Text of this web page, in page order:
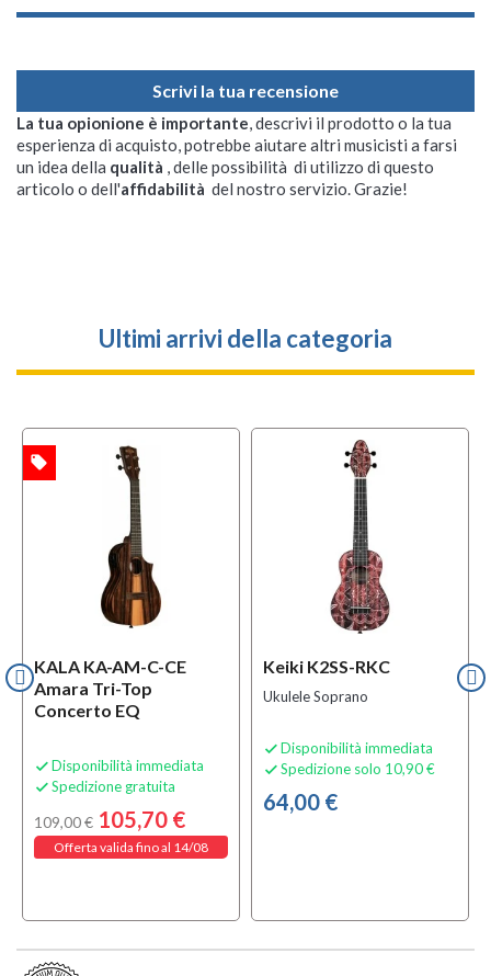
Scrivi la tua recensione
La tua opionione è importante, descrivi il prodotto o la tua
esperienza di acquisto, potrebbe aiutare altri musicisti a farsi
un idea della qualità , delle possibilità di utilizzo di questo
articolo o dell'affidabilità del nostro servizio. Grazie!
Ultimi arrivi della categoria
KALA KA-AM-C-CE
Amara Tri-Top
Concerto EQ
 Disponibilità immediata
 Spedizione gratuita
109,00 € 105,70 €
Offerta valida fino al 14/08
local_offer
Keiki K2SS-RKC
Ukulele Soprano
 Disponibilità immediata
 Spedizione solo 10,90 €
64,00 €